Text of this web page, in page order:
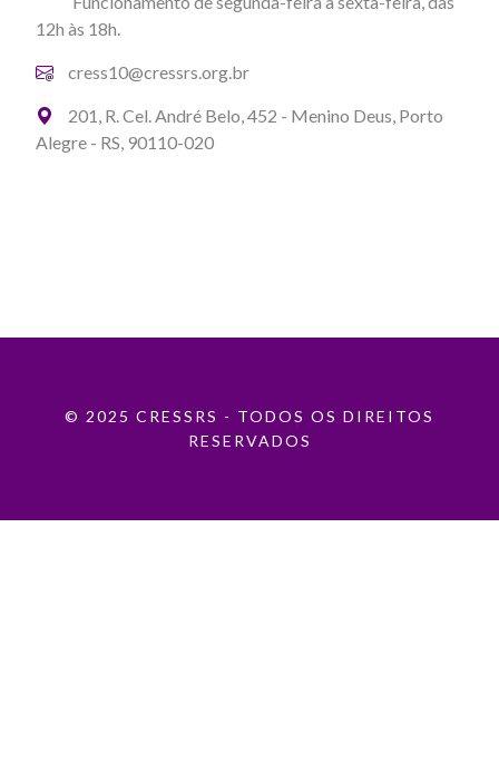
12h às 18h.
cress10@cressrs.org.br
201, R. Cel. André Belo, 452 - Menino Deus, Porto
Alegre - RS, 90110-020
© 2025 CRESSRS - TODOS OS DIREITOS
RESERVADOS